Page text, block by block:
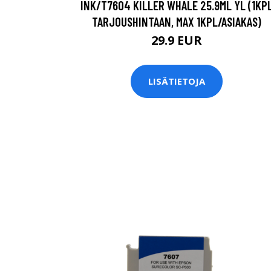
INK/T7604 KILLER WHALE 25.9ML YL
TARJOUSHINTAAN, MAX 1KPL/ASIAKAS)
29.9 EUR
LISÄTIETOJA